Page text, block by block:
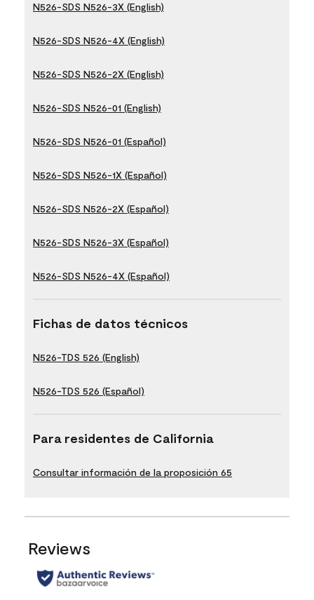
N526-SDS N526-3X (English)
N526-SDS N526-4X (English)
N526-SDS N526-2X (English)
N526-SDS N526-01 (English)
N526-SDS N526-01 (Español)
N526-SDS N526-1X (Español)
N526-SDS N526-2X (Español)
N526-SDS N526-3X (Español)
N526-SDS N526-4X (Español)
Fichas de datos técnicos
N526-TDS 526 (English)
N526-TDS 526 (Español)
Para residentes de California
Consultar información de la proposición 65
Reviews